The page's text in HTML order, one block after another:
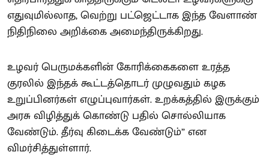
எதுவுமில்லாத, வெற்று பட்ஜெட்டாக இந்த வேளாண்
நிதிநிலை அறிக்கை அமைந்திருக்கிறது.
உழவர் பெருமக்களின் கோரிக்கைகளை உரத்த
குரலில் இந்தக் கூட்டத்தொடர் முழுவதும் கழக
உறுப்பினர்கள் எழுப்புவார்கள். உறக்கத்தில் இருக்கும்
அரசு விழித்துக் கொண்டு பதில் சொல்லியாக
வேண்டும். தீர்வு கிடைக்க வேண்டும்” என
விமர்சித்துள்ளார்.